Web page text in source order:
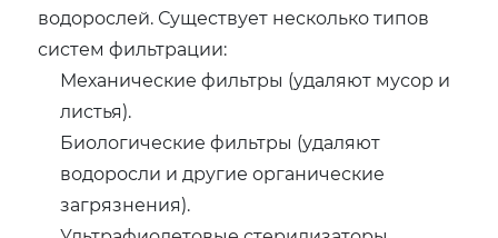
водорослей. Существует несколько типов
систем фильтрации:
Механические фильтры (удаляют мусор и
листья).
Биологические фильтры (удаляют
водоросли и другие органические
загрязнения).